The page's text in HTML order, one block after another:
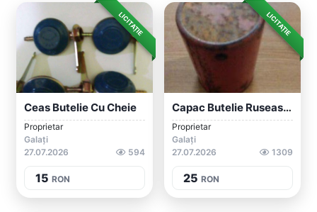
LICITAȚIE
Ceas Butelie Cu Cheie
Proprietar
Galați
27.07.2026
594
15 RON
LICITAȚIE
Capac Butelie Ruseasca Pentru Protectie...
Proprietar
Galați
27.07.2026
1309
25 RON